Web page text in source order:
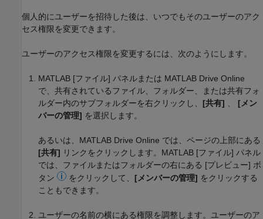
個人的にユーザーを招待した後は、いつでもそのユーザーのアク
セス権限を変更できます。
ユーザーのアクセス権限を変更するには、次のようにします。
MATLAB [ファイル] パネルまたは MATLAB Drive Online
で、共有されているファイル、フォルダー、または共有フォ
ルダー内のサブフォルダーを右クリックし、 [共有]
[メン
バーの管理] を選択します。
あるいは、 MATLAB Drive Online では、ページの上部にある
[共有] リンクをクリックします。MATLAB [ファイル] パネル
では、ファイルまたはフォルダーの右にある [プレビュー] ボ
タン
をクリックして、 [メンバーの管理] をクリックする
こともできます。
ユーザーの名前の横にある権限を調整します。ユーザーのア